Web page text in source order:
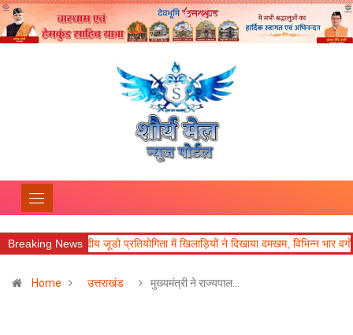
Breaking News
जनपदीय जूडो प्रतियोगिता में खिलाड़ियों ने दिखाया दमखम, विभिन्न भार वर्गों में विजेता
Home उत्तराखंड मुख्यमंत्री ने राज्यपाल…